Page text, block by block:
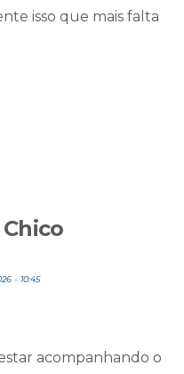
isso que mais falta
- 10:45
acompanhando o